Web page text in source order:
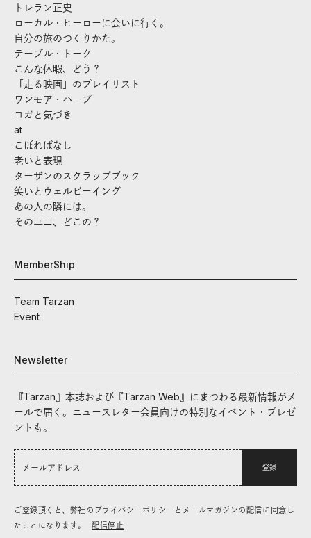
トレラン正史
ローカル・ヒーローに会いに行く。
自分の旅のつくりかた。
テーブル・トーク
こんな休暇、どう？
「走る映画」のプレイリスト
ワンモア・ハーブ
ヨガと気づき
at
こぼればなし
老いと表現
ターザンのスクラップブック
笑いとウェルビーイング
あの人の隣には。
そのユニ、どこの？
MemberShip
Team Tarzan
Event
Newsletter
『Tarzan』本誌および『Tarzan Web』にまつわる最新情報がメ
ールで届く。ニュースレター会員向けの特別なイベント・プレゼ
ントも。
登録
ご登録頂くと、弊社のプライバシーポリシーとメールマガジンの配信に同意し
たことになります。
配信停止